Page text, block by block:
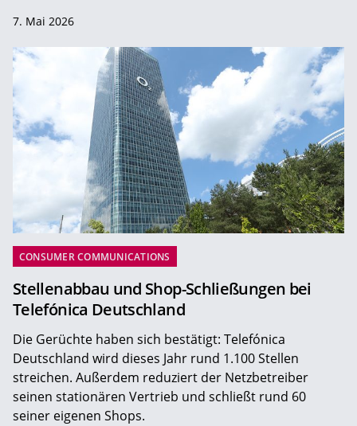
7. Mai 2026
CONSUMER COMMUNICATIONS
Stellenabbau und Shop-Schließungen bei
Telefónica Deutschland
Die Gerüchte haben sich bestätigt: Telefónica
Deutschland wird dieses Jahr rund 1.100 Stellen
streichen. Außerdem reduziert der Netzbetreiber
seinen stationären Vertrieb und schließt rund 60
seiner eigenen Shops.